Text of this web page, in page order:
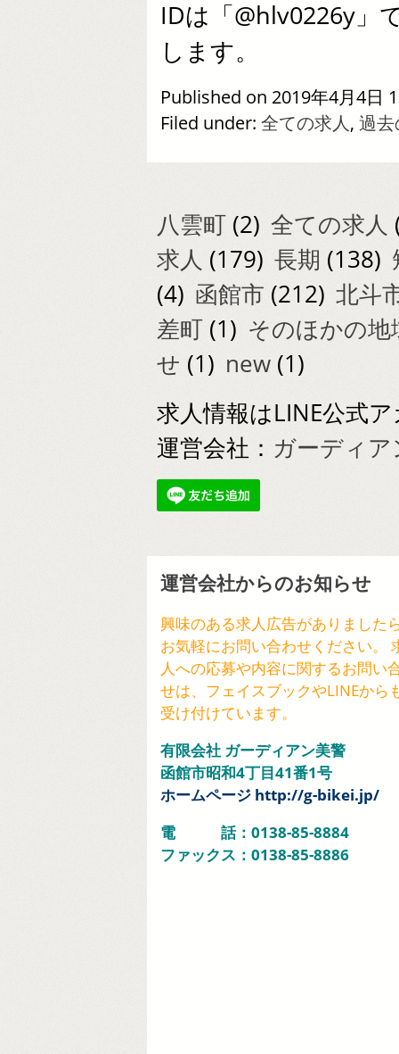
IDは「@hlv0226y」
します。
Published on 2019年4月4日
Filed under: 全ての求人, 過
八雲町 (2) 全ての求人
求人 (179) 長期 (138)
(4) 函館市 (212) 北斗
差町 (1) そのほかの地
せ (1) new (1)
求人情報はLINE公式
運営会社： ガーディ
運営会社からのお知らせ
興味のある求人広告がありました
お気軽にお問い合わせください。
人への応募や内容に関するお問い
せは、フェイスブックやLINEから
受け付けています。
有限会社 ガーディアン美警
函館市昭和4丁目41番1号
ホームページ http://g-bikei.jp/
電 話：0138-85-8884
ファックス：0138-85-8886